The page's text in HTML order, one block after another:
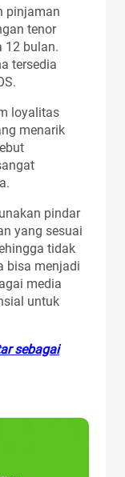
pinjaman
tenor
12 bulan.
tersedia
loyalitas
menarik
pindar
yang sesuai
tidak
bisa menjadi
media
untuk
sebagai